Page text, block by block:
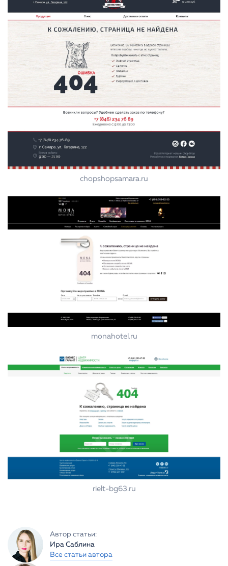
chopshopsamara.ru
monahotel.ru
rielt-bg63.ru
Автор статьи:
Ира Саблина
Все статьи автора